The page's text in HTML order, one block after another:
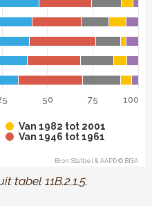
Van 1982 tot 2001
Van 1946 tot 1961
100
50 75
Bron: Statbel & AAPD © BISA
tabel 11B.2.1.5.